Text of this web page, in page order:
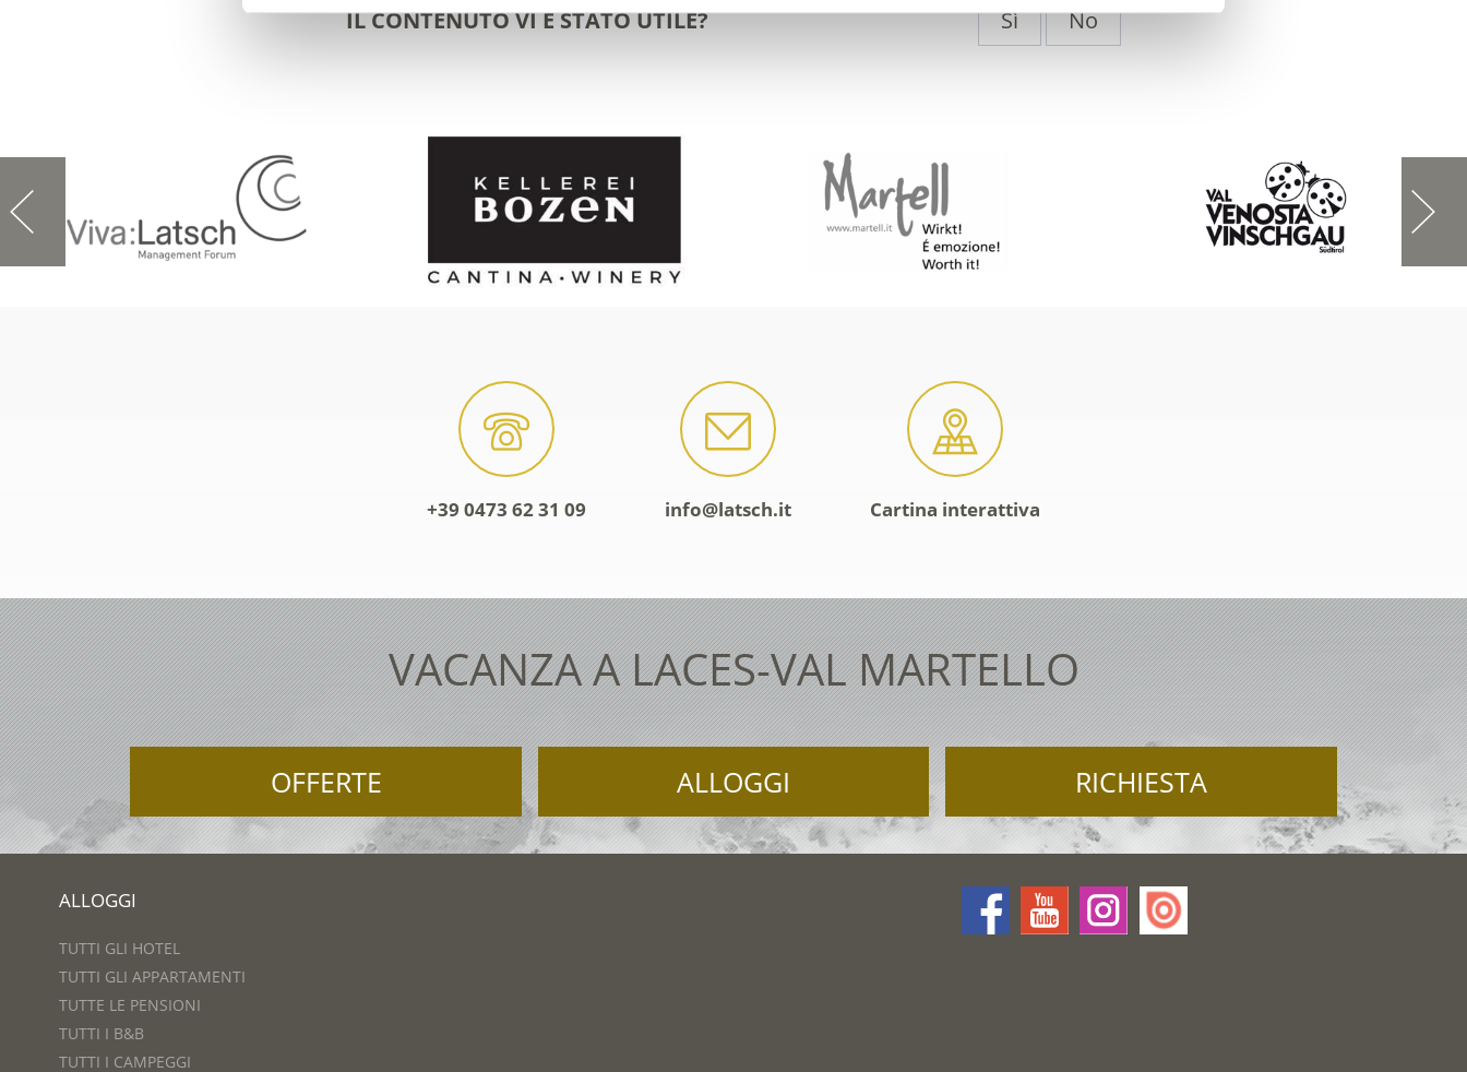
IL CONTENUTO VI È STATO UTILE? Sì No
+39 0473 62 31 09 info@latsch.it Cartina interattiva
VACANZA A LACES-VAL MARTELLO
OFFERTE ALLOGGI RICHIESTA
ALLOGGI
TUTTI GLI HOTEL
TUTTI GLI APPARTAMENTI
TUTTE LE PENSIONI
TUTTI I B&B
TUTTI I CAMPEGGI